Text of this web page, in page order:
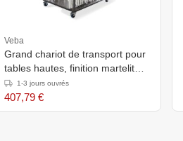
Veba
Grand chariot de transport pour
tables hautes, finition martelite,
127x97x120cm (BxTxH),
T90120
1-3 jours ouvrés
407,79 €